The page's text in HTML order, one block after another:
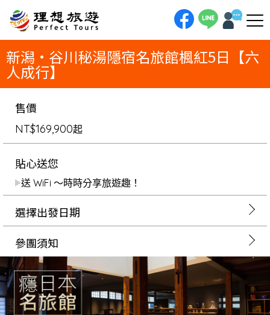
私人溫泉中，靜賞谷川與越後的燦爛楓紅，享受一場無與倫比的建築與美學盛宴。
新潟•谷川秘湯隱宿名旅館楓紅5日【六
人成行】
售價
NT$169,900起
貼心送您
送 WiFi ～時時分享旅遊趣！
選擇出發日期
參團須知